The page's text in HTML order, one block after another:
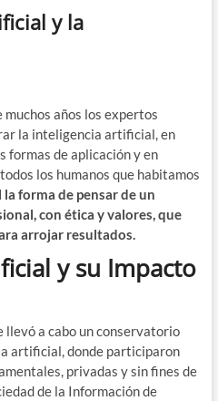
y la
muchos años los expertos
la inteligencia artificial, en
formas de aplicación y en
los humanos que habitamos
la forma de pensar de un
con ética y valores, que
arrojar resultados.
y su Impacto
llevó a cabo un conservatorio
artificial, donde participaron
privadas y sin fines de
de la Información de